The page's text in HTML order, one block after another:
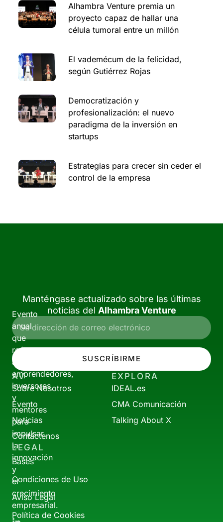
Alhambra Venture premia un
proyecto capaz de hallar una
célula tumoral entre un millón
El vademécum de la felicidad,
según Gutiérrez Rojas
Democratización y
profesionalización: el nuevo
paradigma de la inversión en
startups
Estrategias para crecer sin ceder el
control de la empresa
Evento
anual
que
reúne
a
emprendedores,
inversores
y
mentores
para
impulsar
la
innovación
y
el
crecimiento
empresarial.
Manténgase actualizado sobre las últimas
noticias del Alhambra Venture
SUSCRÍBIRME
AV
Sobre Nosotros
Evento
Noticias
Contáctenos
EXPLORA
IDEAL.es
CMA Comunicación
Talking About X
LEGAL
Bases
Condiciones de Uso
Aviso Legal
Política de Cookies